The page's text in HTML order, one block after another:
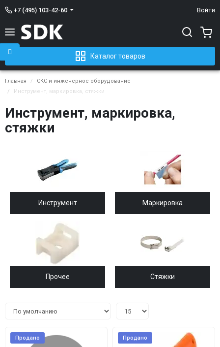
+7 (495) 103-42-60 Войти
Каталог товаров
Главная
СКС и инженерное оборудование
Инструмент, маркировка, стяжки
Инструмент, маркировка,
стяжки
Инструмент Маркировка
Прочее Стяжки
Продано Продано